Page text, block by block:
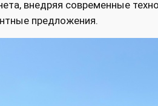
внедряя современные
предложения.